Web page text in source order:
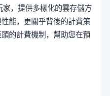
家，提供多樣化的雲存儲方
能，更關乎背後的計費策
的計費機制，幫助您在預